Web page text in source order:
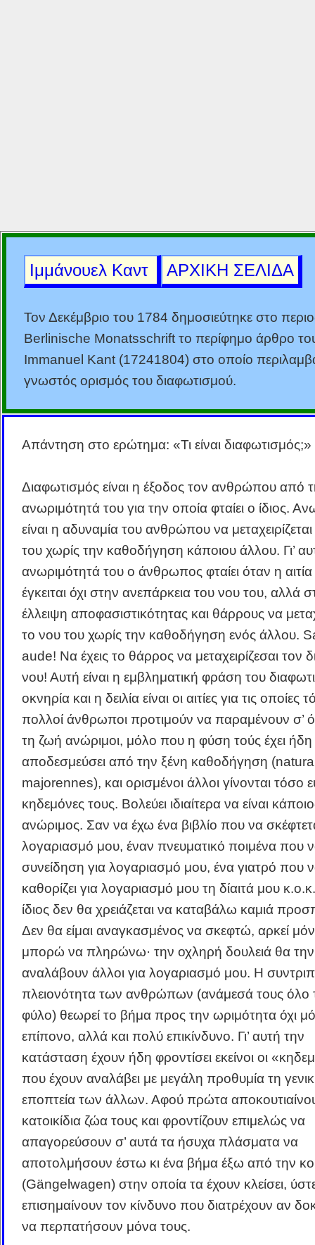
Ιμμάνουελ Καντ ΑΡΧΙΚΗ ΣΕΛΙΔΑ
Τον Δεκέμβριο του 1784 δημοσιεύτηκε στο
Berlinische Monatsschrift το περίφημο άρθρο
Immanuel Kant (1724­1804) στο οποίο
γνωστός ορισμός του διαφωτισμού.
Απάντηση στο ερώτημα: «Τι είναι διαφωτισμός;»
Διαφωτισμός είναι η έξοδος τον ανθρώπου από
ανωριμότητά του για την οποία φταίει ο ίδιος.
είναι η αδυναμία του ανθρώπου να
του χωρίς την καθοδήγηση κάποιου άλλου. Γι’
ανωριμότητά του ο άνθρωπος φταίει όταν η αιτία
έγκειται όχι στην ανεπάρκεια του νου του, αλλά
έλλειψη αποφασιστικότητας και θάρρους να
το νου του χωρίς την καθοδήγηση ενός άλλου.
aude! Να έχεις το θάρρος να μεταχειρίζεσαι τον
νου! Αυτή είναι η εμβληματική φράση του
οκνηρία και η δειλία είναι οι αιτίες για τις οποίες
πολλοί άνθρωποι προτιμούν να παραμένουν σ’
τη ζωή ανώριμοι, μόλο που η φύση τούς έχει ήδη
αποδεσμεύσει από την ξένη καθοδήγηση
majorennes), και ορισμένοι άλλοι γίνονται τόσο
κηδεμόνες τους. Βολεύει ιδιαίτερα να είναι
ανώριμος. Σαν να έχω ένα βιβλίο που να
λογαριασμό μου, έναν πνευματικό ποιμένα που
συνείδηση για λογαριασμό μου, ένα γιατρό που
καθορίζει για λογαριασμό μου τη δίαιτά μου
ίδιος δεν θα χρειάζεται να καταβάλω καμιά
Δεν θα είμαι αναγκασμένος να σκεφτώ, αρκεί
μπορώ να πληρώνω· την οχληρή δουλειά θα την
αναλάβουν άλλοι για λογαριασμό μου. Η
πλειονότητα των ανθρώπων (ανάμεσά τους όλο
φύλο) θεωρεί το βήμα προς την ωριμότητα όχι
επίπονο, αλλά και πολύ επικίνδυνο. Γι’ αυτή την
κατάσταση έχουν ήδη φροντίσει εκείνοι οι
που έχουν αναλάβει με μεγάλη προθυμία τη
εποπτεία των άλλων. Αφού πρώτα
κατοικίδια ζώα τους και φροντίζουν επιμελώς να
απαγορεύσουν σ’ αυτά τα ήσυχα πλάσματα να
αποτολμήσουν έστω κι ένα βήμα έξω από την
(Gängelwagen) στην οποία τα έχουν κλείσει,
επισημαίνουν τον κίνδυνο που διατρέχουν αν
να περπατήσουν μόνα τους.